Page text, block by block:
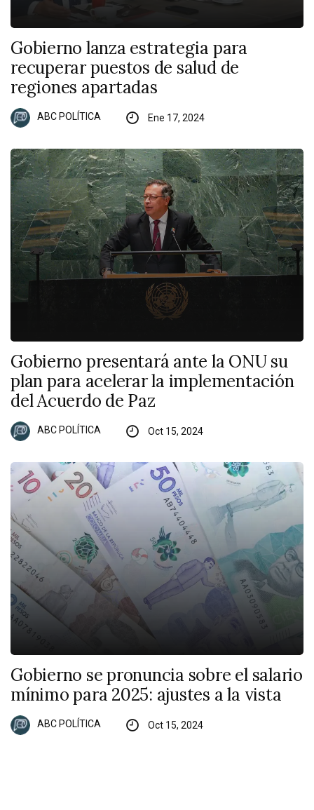
Gobierno lanza estrategia para
recuperar puestos de salud de
regiones apartadas
ABC POLÍTICA Ene 17, 2024
Gobierno presentará ante la ONU su
plan para acelerar la implementación
del Acuerdo de Paz
ABC POLÍTICA Oct 15, 2024
Gobierno se pronuncia sobre el salario
mínimo para 2025: ajustes a la vista
ABC POLÍTICA Oct 15, 2024